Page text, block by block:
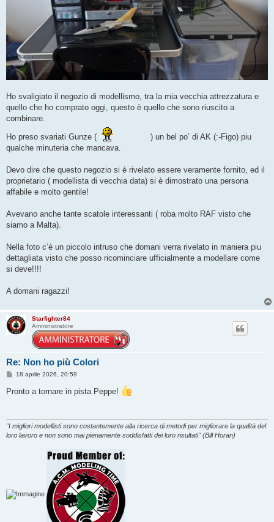
Ho svaligiato il negozio di modellismo, tra la mia vecchia attrezzatura e
quello che ho comprato oggi, questo è quello che sono riuscito a
combinare.
Ho preso svariati Gunze (
) un bel po’ di AK (:-Figo) piu
qualche minuteria che mancava.
Devo dire che questo negozio si è rivelato essere veramente fornito, ed il
proprietario ( modellista di vecchia data) si è dimostrato una persona
affabile e molto gentile!
Avevano anche tante scatole interessanti ( roba molto RAF visto che
siamo a Malta).
Nella foto c’è un piccolo intruso che domani verra rivelato in maniera piu
dettagliata visto che posso ricominciare ufficialmente a modellare come
si deve!!!!
A domani ragazzi!
Starfighter84
Amministratore
Re: Non ho più Colori
M
s
i
18 aprile 2026, 20:59
Pronto a tornare in pista Peppe!
"I migliori modellisti sono costantemente alla ricerca di metodi per migliorare la qualità del
loro lavoro e non sono mai pienamente soddisfatti dei loro risultati" (Bill Horan)